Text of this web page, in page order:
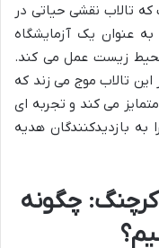
که تالاب نقشی حیاتی در
عنوان یک آزمایشگاه
زیست عمل می کند.
تالاب موج می زند که
می کند و تجربه ای
بازدیدکنندگان هدیه
چگونه